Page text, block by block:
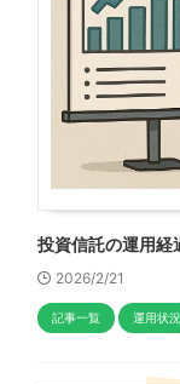
投資信託の運用経
2026/2/21
記事一覧 運用状況